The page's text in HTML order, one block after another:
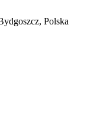
Polska